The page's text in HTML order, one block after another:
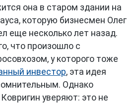
она в старом здании на
которую бизнесмен Олег
еще несколько лет назад.
что произошло с
у которого тоже
инвестор, эта идея
Однако
уверяют: это не